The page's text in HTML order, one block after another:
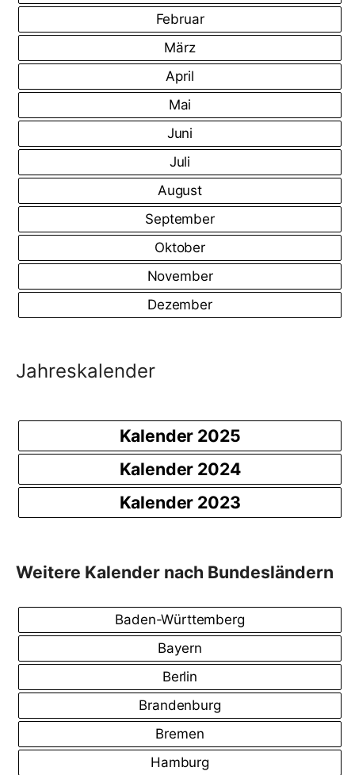
Februar
März
April
Mai
Juni
Juli
August
September
Oktober
November
Dezember
Jahreskalender
Kalender 2025
Kalender 2024
Kalender 2023
Weitere Kalender nach Bundesländern
Baden-Württemberg
Bayern
Berlin
Brandenburg
Bremen
Hamburg